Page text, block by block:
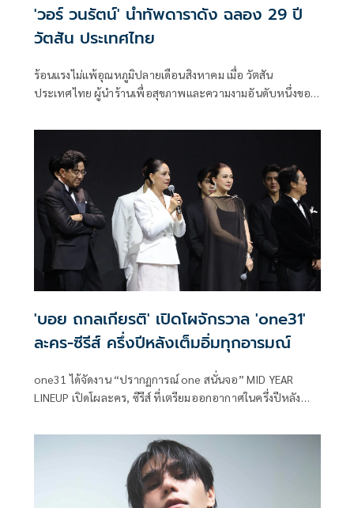
'วอร์ วนรัตน์' นำทัพดาราดัง ฉลอง 29 ปี
วัตสัน ประเทศไทย
ร้อนแรงไม่แพ้อุณหภูมิปลายเดือนสิงหาคม เมื่อ วัตสัน
ประเทศไทย ผู้นำร้านเพื่อสุขภาพและความงามอันดับหนึ่งของ
สดใสและสไตล์สุดแกลมในบรรยากาศงานปาร์ตี้แห่งความสุข
อบอวลด้วยความสนุกและเสียงหัวเราะ
'บอย ถกลเกียรติ' เปิดโผจักรวาล 'one31'
ละคร-ซีรีส์ ครึ่งปีหลังเต็มอิ่มทุกอารมณ์
one31 ได้จัดงาน “ปรากฏการณ์ one สนั่นจอ” MID YEAR
LINEUP เปิดโผละคร, ซีรีส์ ที่เตรียมออกอากาศในครึ่งปีหลัง
รสชาติ พร้อมขนทัพนักแสดงมากฝีมือทั่วฟ้าเมืองไทย และนัก
แสดงรุ่นใหม่ที่น่าจับตามาประชันบทบาทกันอย่างคับคั่ง